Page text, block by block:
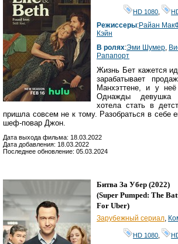
HD 1080
Режиссеры:Райан
Кэйн
В ролях:Эми Шумер,
Рапапорт
Жизнь Бет кажется
зарабатывает
Манхэттене, и у неё
Однажды девушка
хотела стать в
пришла совсем не к тому. Разобраться в себе
шеф-повар Джон.
Дата выхода фильма: 18.03.2022
Дата добавления: 18.03.2022
Последнее обновление: 05.03.2024
Битва За Убер (2022)
(Super Pumped: The
For Uber)
Зарубежный сериал,
HD 1080